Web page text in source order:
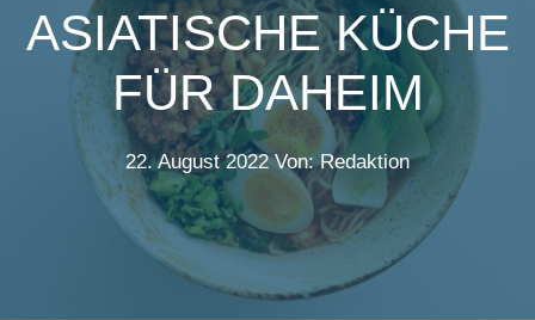
ASIATISCHE KÜCHE
FÜR DAHEIM
22. August 2022 Von: Redaktion